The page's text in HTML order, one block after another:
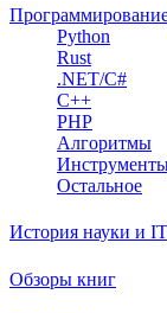
Python
Rust
.NET/C#
C++
PHP
Алгоритмы
Остальное
История науки и IT
Обзоры книг